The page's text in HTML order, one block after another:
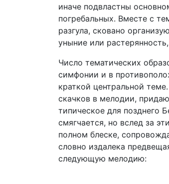
иначе подвластны
погребальных. Вместе с
разгула, сковано
уныние или
Число тематических
симфонии и в
краткой центральной
скачков в мелодии,
типическое для позднего
смягчается, но вслед за
полном блеске,
словно издалека
следующую мелодию: